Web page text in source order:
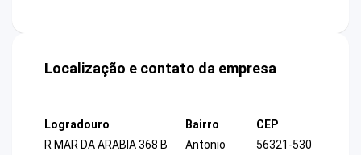
Localização e contato da empresa
Logradouro
R MAR DA ARABIA 368 B
Bairro
Antonio
CEP
56321-530